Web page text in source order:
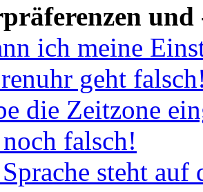
und
ich meine
geht
die Zeitzone
falsch!
steht